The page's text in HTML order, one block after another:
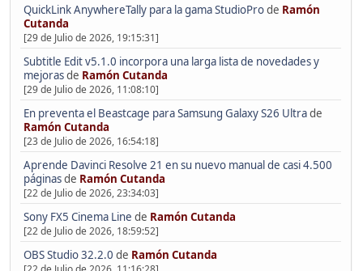
QuickLink AnywhereTally para la gama StudioProde Ramón
Cutanda
[29 de Julio de 2026, 19:15:31]
Subtitle Edit v5.1.0 incorpora una larga lista de novedades y
mejorasde Ramón Cutanda
[29 de Julio de 2026, 11:08:10]
En preventa el Beastcage para Samsung Galaxy S26 Ultrade
Ramón Cutanda
[23 de Julio de 2026, 16:54:18]
Aprende Davinci Resolve 21 en su nuevo manual de casi 4.500
páginasde Ramón Cutanda
[22 de Julio de 2026, 23:34:03]
Sony FX5 Cinema Line de Ramón Cutanda
[22 de Julio de 2026, 18:59:52]
OBS Studio 32.2.0 de Ramón Cutanda